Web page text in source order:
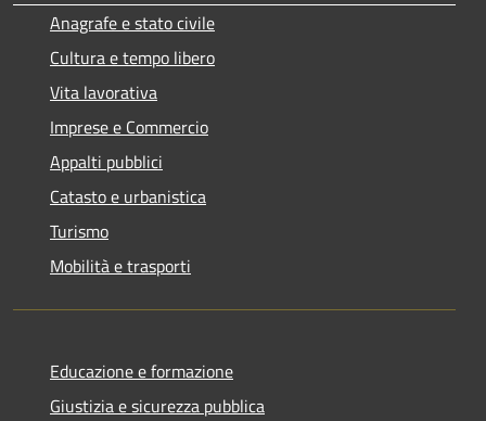
Anagrafe e stato civile
Cultura e tempo libero
Vita lavorativa
Imprese e Commercio
Appalti pubblici
Catasto e urbanistica
Turismo
Mobilità e trasporti
Educazione e formazione
Giustizia e sicurezza pubblica